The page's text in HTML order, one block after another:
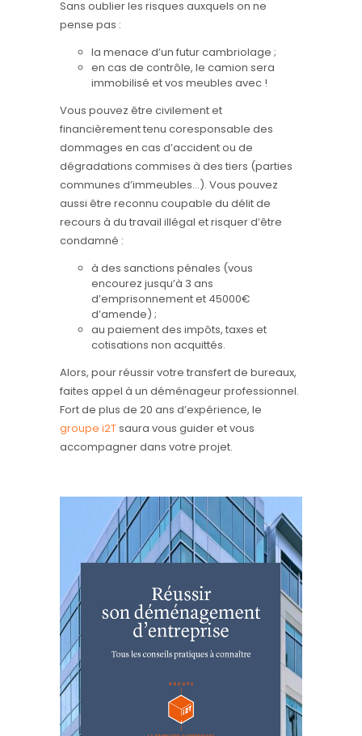
Sans oublier les risques auxquels on ne
pense pas :
la menace d’un futur cambriolage ;
en cas de contrôle, le camion sera
immobilisé et vos meubles avec !
Vous pouvez être civilement et
financièrement tenu coresponsable des
dommages en cas d’accident ou de
dégradations commises à des tiers (parties
communes d’immeubles…). Vous pouvez
aussi être reconnu coupable du délit de
recours à du travail illégal et risquer d’être
condamné :
à des sanctions pénales (vous
encourez jusqu’à 3 ans
d’emprisonnement et 45000€
d’amende) ;
au paiement des impôts, taxes et
cotisations non acquittés.
Alors, pour réussir votre transfert de bureaux,
faites appel à un déménageur professionnel.
Fort de plus de 20 ans d’expérience, le
groupe i2Tsaura vous guider et vous
accompagner dans votre projet.